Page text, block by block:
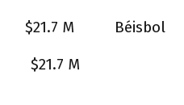
M Béisbol
$21.7 M